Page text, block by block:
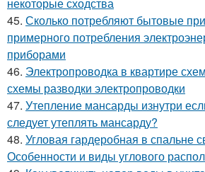
45. Сколько потребляют бытовые
примерного потребления
приборами
46. Электропроводка в квартире
схемы разводки электропроводки
47. Утепление мансарды изнутри
следует утеплять мансарду?
48. Угловая гардеробная в спальне
Особенности и виды углового